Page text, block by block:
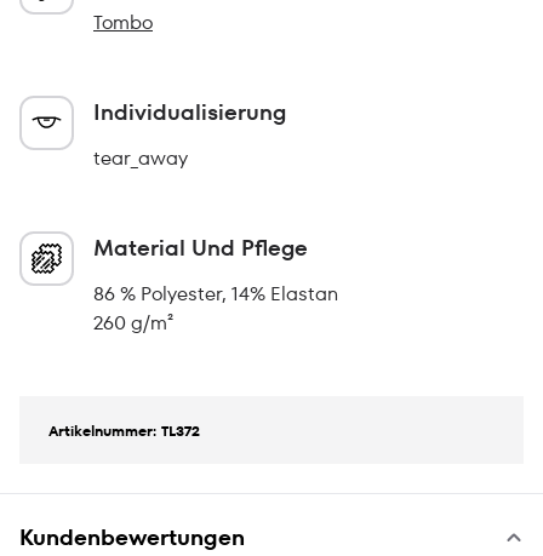
Tombo
Individualisierung
tear_away
Material Und Pflege
86 % Polyester, 14% Elastan
260 g/m²
Artikelnummer: TL372
Kundenbewertungen